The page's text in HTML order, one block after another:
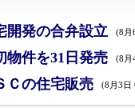
開発の合弁設立 (8月
物件を31日発売 (8月
Ｃの住宅販売 (8月3日